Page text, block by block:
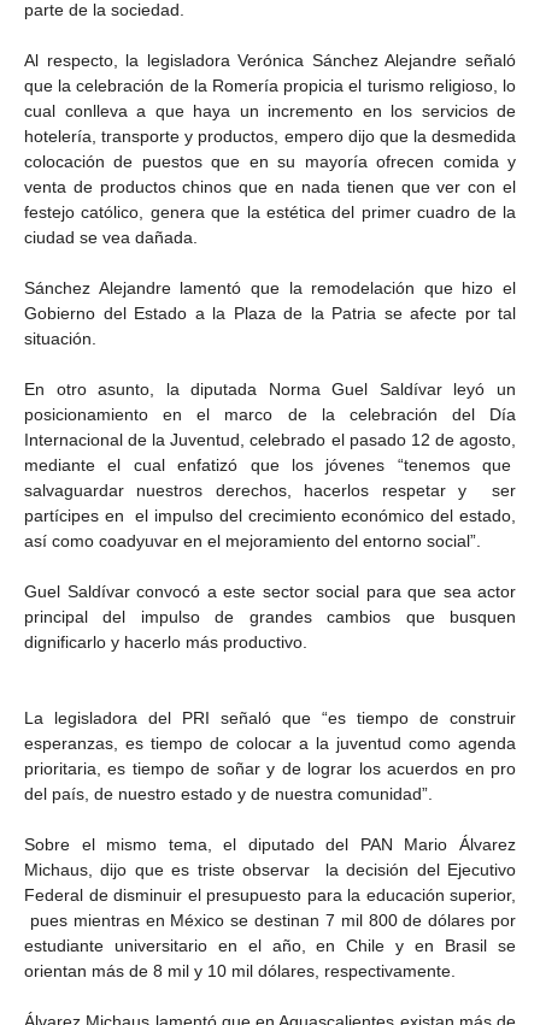
parte de la sociedad.
Al respecto, la legisladora Verónica Sánchez Alejandre señaló
que la celebración de la Romería propicia el turismo religioso, lo
cual conlleva a que haya un incremento en los servicios de
hotelería, transporte y productos, empero dijo que la desmedida
colocación de puestos que en su mayoría ofrecen comida y
venta de productos chinos que en nada tienen que ver con el
festejo católico, genera que la estética del primer cuadro de la
ciudad se vea dañada.
Sánchez Alejandre lamentó que la remodelación que hizo el
Gobierno del Estado a la Plaza de la Patria se afecte por tal
situación.
En otro asunto, la diputada Norma Guel Saldívar leyó un
posicionamiento en el marco de la celebración del Día
Internacional de la Juventud, celebrado el pasado 12 de agosto,
mediante el cual enfatizó que los jóvenes “tenemos que
salvaguardar nuestros derechos, hacerlos respetar y ser
partícipes en el impulso del crecimiento económico del estado,
así como coadyuvar en el mejoramiento del entorno social”.
Guel Saldívar convocó a este sector social para que sea actor
principal del impulso de grandes cambios que busquen
dignificarlo y hacerlo más productivo.
La legisladora del PRI señaló que “es tiempo de construir
esperanzas, es tiempo de colocar a la juventud como agenda
prioritaria, es tiempo de soñar y de lograr los acuerdos en pro
del país, de nuestro estado y de nuestra comunidad”.
Sobre el mismo tema, el diputado del PAN Mario Álvarez
Michaus, dijo que es triste observar la decisión del Ejecutivo
Federal de disminuir el presupuesto para la educación superior,
pues mientras en México se destinan 7 mil 800 de dólares por
estudiante universitario en el año, en Chile y en Brasil se
orientan más de 8 mil y 10 mil dólares, respectivamente.